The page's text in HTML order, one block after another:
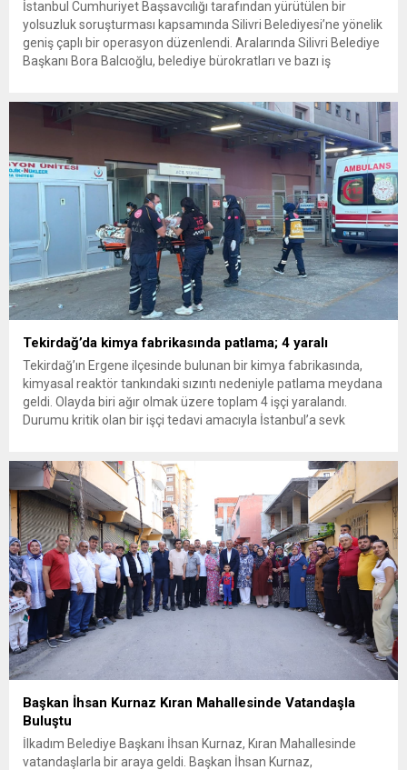
İstanbul Cumhuriyet Başsavcılığı tarafından yürütülen bir
yolsuzluk soruşturması kapsamında Silivri Belediyesi’ne yönelik
geniş çaplı bir operasyon düzenlendi. Aralarında Silivri Belediye
Başkanı Bora Balcıoğlu, belediye bürokratları ve bazı iş
inceleme ve arama çalışmaları devam ediyor. İstanbul’da...
Tekirdağ’da kimya fabrikasında patlama; 4 yaralı
Tekirdağ’ın Ergene ilçesinde bulunan bir kimya fabrikasında,
kimyasal reaktör tankındaki sızıntı nedeniyle patlama meydana
geldi. Olayda biri ağır olmak üzere toplam 4 işçi yaralandı.
Durumu kritik olan bir işçi tedavi amacıyla İstanbul’a sevk
ilçesine...
Başkan İhsan Kurnaz Kıran Mahallesinde Vatandaşla
Buluştu
İlkadım Belediye Başkanı İhsan Kurnaz, Kıran Mahallesinde
vatandaşlarla bir araya geldi. Başkan İhsan Kurnaz,